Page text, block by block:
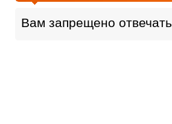
Вам запрещено